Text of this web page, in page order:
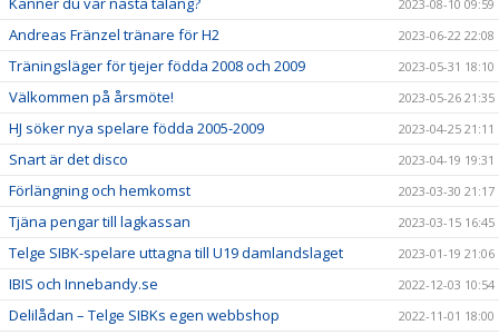
2023-08-10 09:59
Andreas Fränzel tränare för H2 2023-06-22 22:08
Träningsläger för tjejer födda 2008 och 2009 2023-05-31 18:10
Välkommen på årsmöte! 2023-05-26 21:35
HJ söker nya spelare födda 2005-2009 2023-04-25 21:11
Snart är det disco 2023-04-19 19:31
Förlängning och hemkomst 2023-03-30 21:17
Tjäna pengar till lagkassan 2023-03-15 16:45
Telge SIBK-spelare uttagna till U19 damlandslaget 2023-01-19 21:06
IBIS och Innebandy.se 2022-12-03 10:54
Delilådan – Telge SIBKs egen webbshop 2022-11-01 18:00